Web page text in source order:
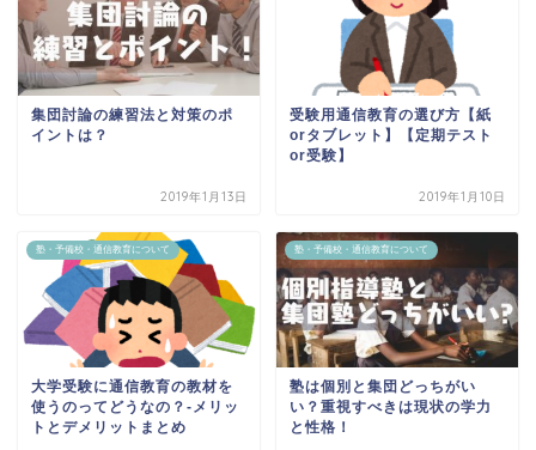
集団討論の練習法と対策のポ
イントは？
2019年1月13日
受験用通信教育の選び方【紙
orタブレット】【定期テスト
or受験】
2019年1月10日
塾・予備校・通信教育について
大学受験に通信教育の教材を
使うのってどうなの？‐メリッ
トとデメリットまとめ
塾・予備校・通信教育について
塾は個別と集団どっちがい
い？重視すべきは現状の学力
と性格！